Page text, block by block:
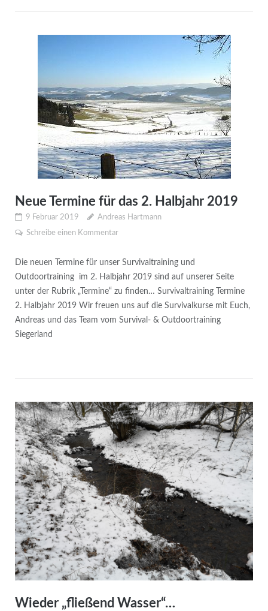
Neue Termine für das 2. Halbjahr 2019
9 Februar 2019
Andreas Hartmann
Schreibe einen Kommentar
Die neuen Termine für unser Survivaltraining und
Outdoortraining im 2. Halbjahr 2019 sind auf unserer Seite
unter der Rubrik „Termine“ zu finden… Survivaltraining Termine
2. Halbjahr 2019 Wir freuen uns auf die Survivalkurse mit Euch,
Andreas und das Team vom Survival- & Outdoortraining
Siegerland
Wieder „fließend Wasser“…